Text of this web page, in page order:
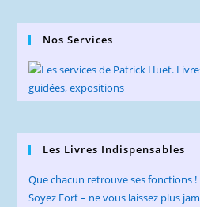
Nos Services
Les Livres Indispensables
Que chacun retrouve ses fonctions !
Soyez Fort – ne vous laissez plus